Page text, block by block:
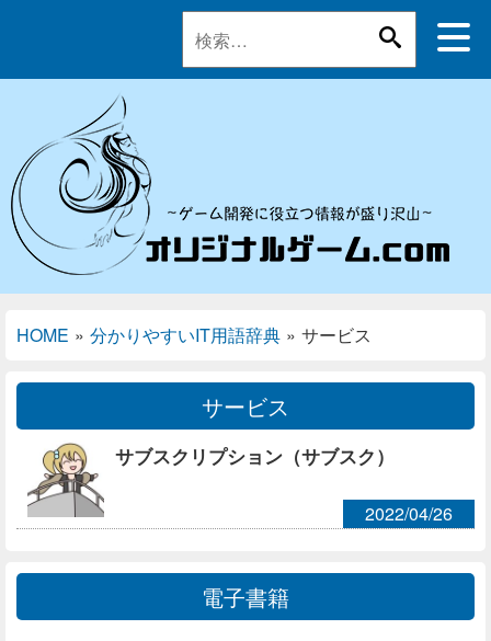
HOME » 分かりやすいIT用語辞典 » サービス
サービス
サブスクリプション（サブスク）
2022/04/26
電子書籍